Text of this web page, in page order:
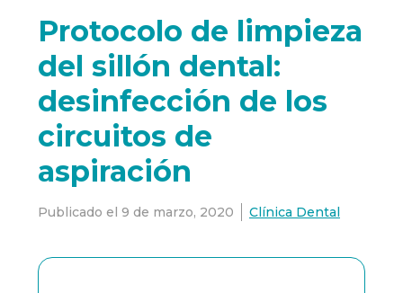
Protocolo de limpieza
del sillón dental:
desinfección de los
circuitos de
aspiración
Publicado el 9 de marzo, 2020 Clínica Dental